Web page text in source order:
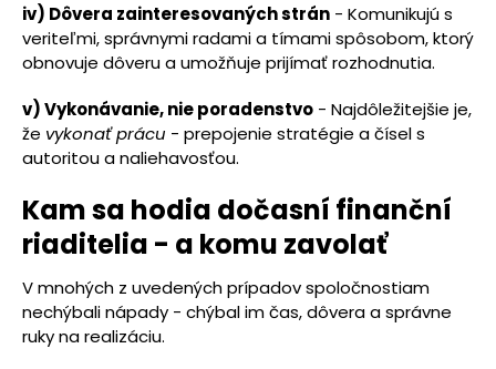
iv) Dôvera zainteresovaných strán - Komunikujú s
veriteľmi, správnymi radami a tímami spôsobom, ktorý
obnovuje dôveru a umožňuje prijímať rozhodnutia.
v) Vykonávanie, nie poradenstvo - Najdôležitejšie je,
že vykonať prácu - prepojenie stratégie a čísel s
autoritou a naliehavosťou.
Kam sa hodia dočasní finanční
riaditelia - a komu zavolať
V mnohých z uvedených prípadov spoločnostiam
nechýbali nápady - chýbal im čas, dôvera a správne
ruky na realizáciu.